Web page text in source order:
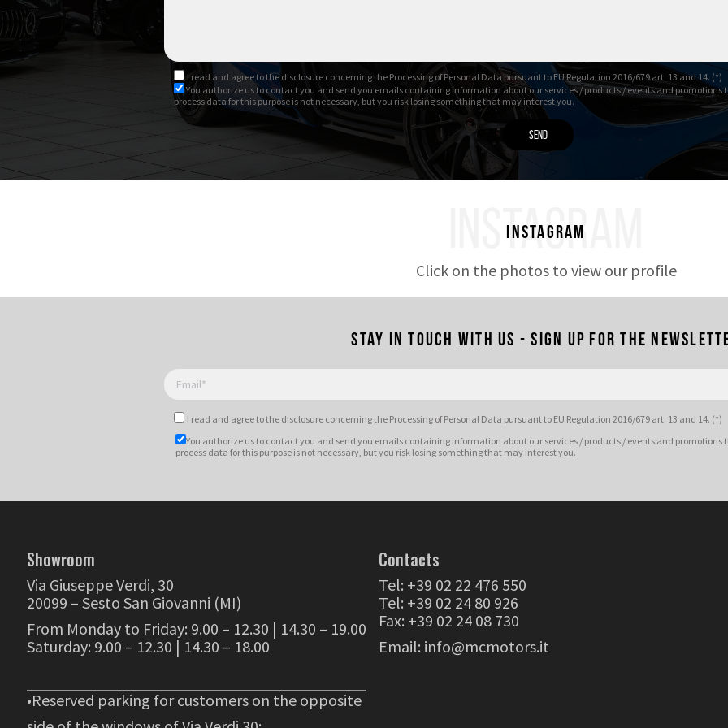
I read and agree tothe disclosure concerning the Processing of Personal Data pursuant to EU Regulation 2016/679 art. 13 and 14. (*)
You authorize us to contact you and send you emails containing information about our services / products / events and
process data for this purpose is not necessary, but you risk losing something that may interest you.
INSTAGRAM
Instagram
Click on the photos to view our profile
Stay in touch with us - Sign up for the
I read and agree tothe disclosure concerning the Processing of Personal Data pursuant to EU Regulation 2016/679 art. 13 and 14. (*)
You authorize us to contact you and send you emails containing information about our services / products / events and
process data for this purpose is not necessary, but you risk losing something that may interest you.
Showroom
Via Giuseppe Verdi, 30
20099 – Sesto San Giovanni (MI)
From Monday to Friday: 9.00 – 12.30 | 14.30 – 19.00
Saturday: 9.00 – 12.30 | 14.30 – 18.00
•Reserved parking for customers on the opposite
Contacts
Tel: +39 02 22 476 550
Tel: +39 02 24 80 926
Fax: +39 02 24 08 730
Email: info@mcmotors.it